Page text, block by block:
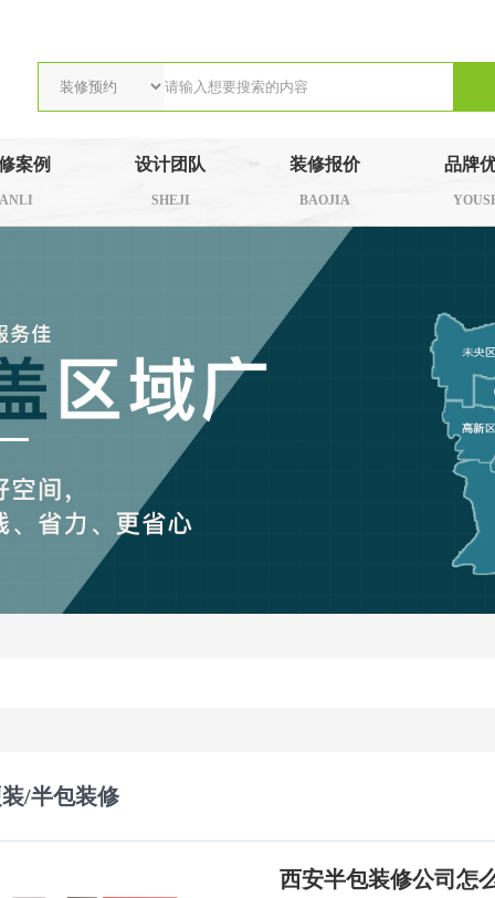
案例 设计团队
SHEJI
装修报价
BAOJIA
品牌
/半包装修
西安半包装修公司怎